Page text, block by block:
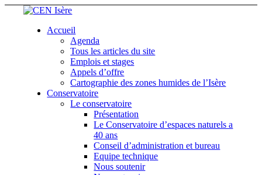
Accueil
Agenda
Tous les articles du site
Emplois et stages
Appels d’offre
Cartographie des zones humides de l’Isère
Conservatoire
Le conservatoire
Présentation
Le Conservatoire d’espaces naturels a
40 ans
Conseil d’administration et bureau
Equipe technique
Nous soutenir